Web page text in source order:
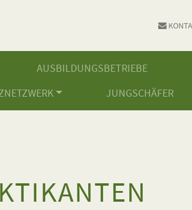
AUSBILDUNGSBETRIEBE
JUNGSCHÄFER